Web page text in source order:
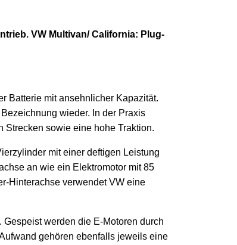
VW Multivan/ California: Plug-
Batterie mit ansehnlicher Kapazität.
wieder. In der Praxis
Strecken sowie eine hohe Traktion.
mit einer deftigen Leistung
an wie ein Elektromotor mit 85
Hinterachse verwendet VW eine
werden die E-Motoren durch
gehören ebenfalls jeweils eine